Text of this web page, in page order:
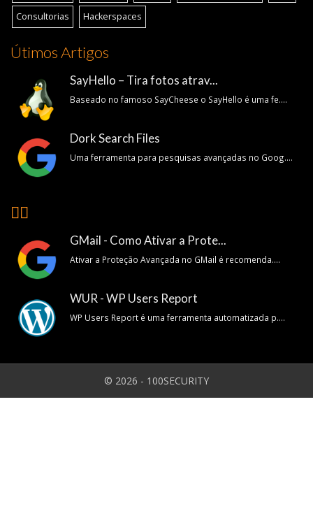
Consultorias Hackerspaces
Útimos Artigos
SayHello – Tira fotos atrav...
Baseado no famoso SayCheese o SayHello é uma fe....
Dork Search Files
Uma ferramenta para pesquisas avançadas no Goog....
👍🏽
GMail - Como Ativar a Prote...
Ativar a Proteção Avançada no GMail é recomenda....
WUR - WP Users Report
WP Users Report é uma ferramenta automatizada p....
© 2026 - 100SECURITY